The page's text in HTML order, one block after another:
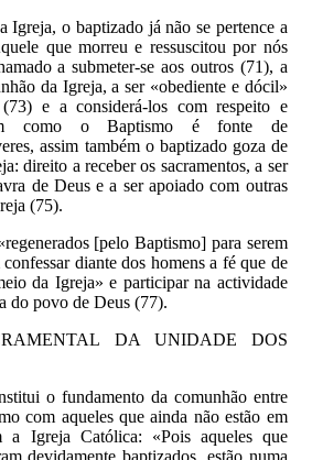
Igreja, o baptizado já não se pertence a
que morreu e ressuscitou por nós
a submeter-se aos outros (71), a
da Igreja, a ser «obediente e dócil»
e a considerá-los com respeito e
como o Baptismo é fonte de
assim também o baptizado goza de
direito a receber os sacramentos, a ser
de Deus e a ser apoiado com outras
(75).
[pelo Baptismo] para serem
diante dos homens a fé que de
da Igreja» e participar na actividade
do povo de Deus (77).
DA UNIDADE DOS
o fundamento da comunhão entre
com aqueles que ainda não estão em
a Igreja Católica: «Pois aqueles que
devidamente baptizados, estão numa